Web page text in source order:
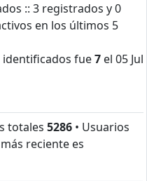
:: 3 registrados y 0
en los últimos 5
identificados fue7 el 05 Jul
totales 5286 • Usuarios
reciente es